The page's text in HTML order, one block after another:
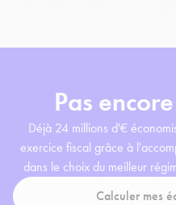
Pas
Déjà 24 millions d'€
exercice fiscal grâce à
dans le choix du meilleur
Calculer mes